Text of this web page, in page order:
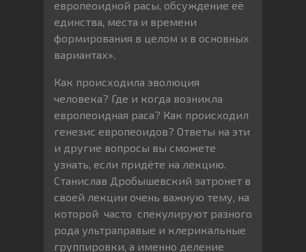
европеоидной расы, обсуждение её
единства, места и времени
формирования в целом и в основных
вариантах».
Как происходила эволюция
человека? Где и когда возникла
европеоидная раса? Как происходил
генезис европеоидов? Ответы на эти
и другие вопросы вы сможете
узнать, если придёте на лекцию.
Станислав Дробышевский затронет в
своей лекции очень важную тему, на
которой часто спекулируют разного
рода ультраправые и клерикальные
группировки, а именно деление